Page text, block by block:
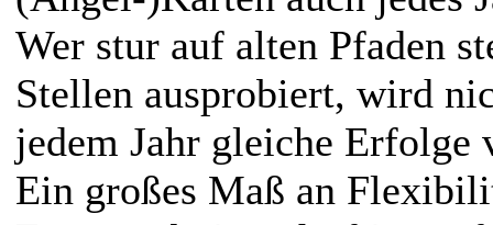
Wer stur auf alten Pfaden
Stellen ausprobiert, wird
jedem Jahr gleiche Erfolge
Ein großes Maß an